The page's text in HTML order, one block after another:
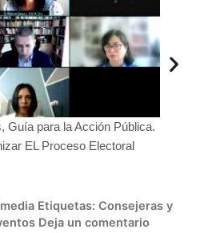
Guía para la Acción Pública.
EL Proceso Electoral
Etiquetas: Consejeras y
Deja un comentario